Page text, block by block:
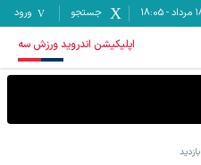
-
18:05 جستجو ورود
اپلیکیشن اندروید ورزش سه
بازدید